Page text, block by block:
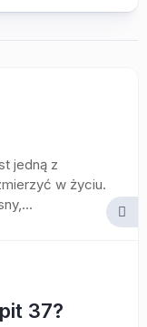
jedną z
w życiu.
37?